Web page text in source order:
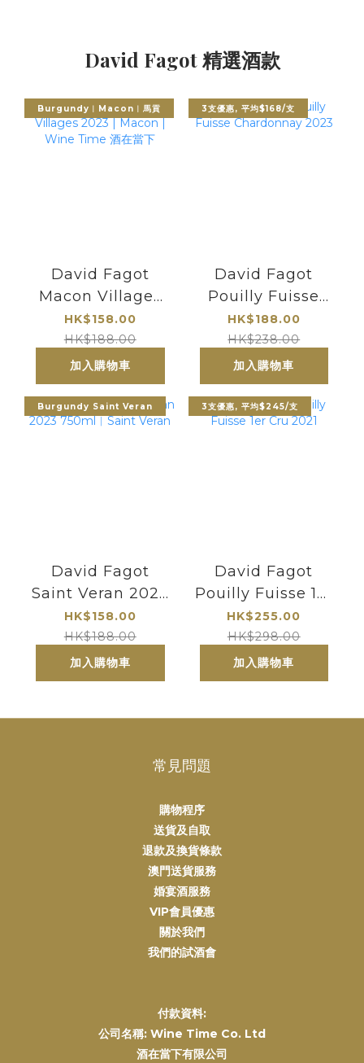
David Fagot 精選酒款
Burgundy︳Macon︳馬貢
David Fagot
Macon Villages
2023 | Macon |
Wine Time 酒在
當下
HK$158.00
HK$188.00
加入購物車
3支優惠, 平均$168/支
David Fagot
Pouilly Fuisse
Chardonnay
2023
HK$188.00
HK$238.00
加入購物車
Burgundy Saint Veran
David Fagot
Saint Veran 2023
750ml︱Saint
Veran
HK$158.00
HK$188.00
加入購物車
3支優惠, 平均$245/支
David Fagot
Pouilly Fuisse 1er
Cru 2021
HK$255.00
HK$298.00
加入購物車
常見問題
購物程序
送貨及自取
退款及換貨條款
澳門送貨服務
婚宴酒服務
VIP會員優惠
關於我們
我們的試酒會
付款資料:
公司名稱: Wine Time Co. Ltd
酒在當下有限公司